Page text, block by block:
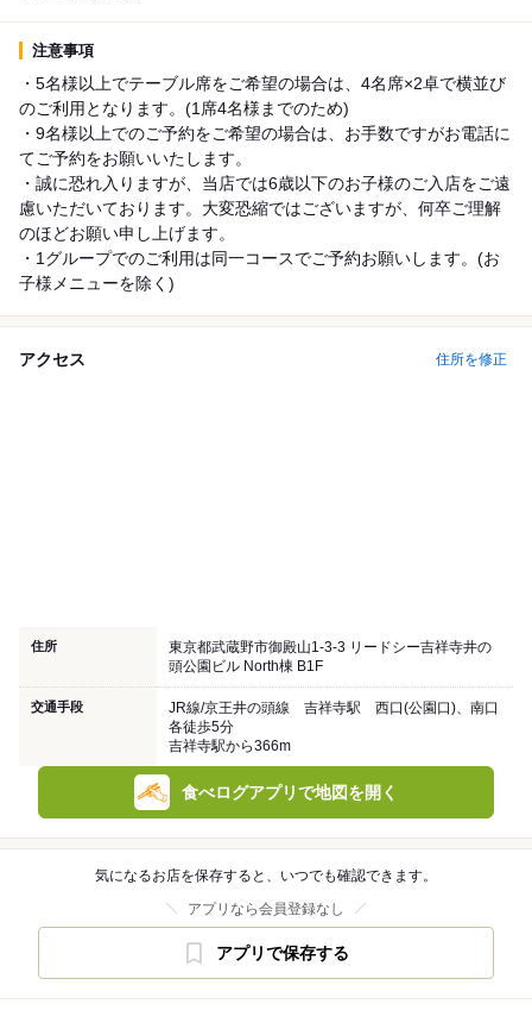
注意事項
・5名様以上でテーブル席をご希望の場合は、4名席×2卓で横並び
のご利用となります。(1席4名様までのため)
・9名様以上でのご予約をご希望の場合は、お手数ですがお電話に
てご予約をお願いいたします。
・誠に恐れ入りますが、当店では6歳以下のお子様のご入店をご遠
慮いただいております。大変恐縮ではございますが、何卒ご理解
のほどお願い申し上げます。
・1グループでのご利用は同一コースでご予約お願いします。(お
子様メニューを除く)
アクセス 住所を修正
住所
東京都武蔵野市御殿山1-3-3 リードシー吉祥寺井の
頭公園ビル North棟 B1F
交通手段
JR線/京王井の頭線 吉祥寺駅 西口(公園口)、南口
各徒歩5分
吉祥寺駅から366m
食べログアプリで地図を開く
気になるお店を保存すると、いつでも確認できます。
アプリなら会員登録なし
アプリで保存する